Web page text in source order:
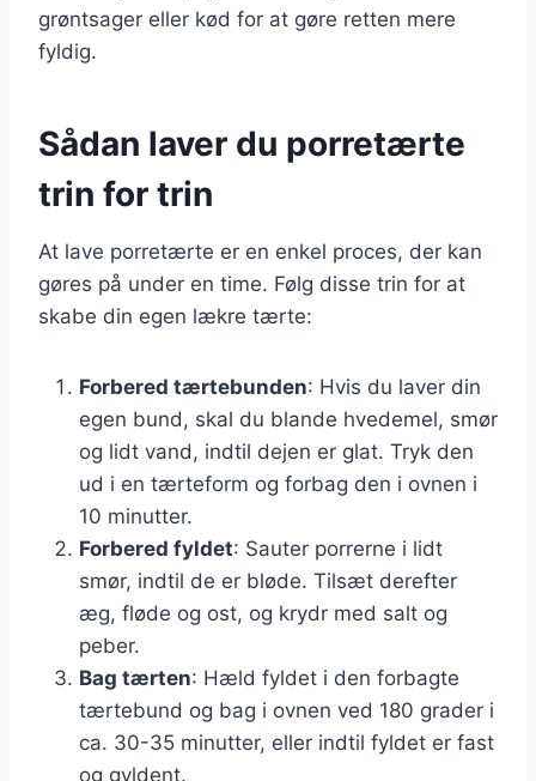
grøntsager eller kød for at gøre retten mere
fyldig.
Sådan laver du porretærte
trin for trin
At lave porretærte er en enkel proces, der kan
gøres på under en time. Følg disse trin for at
skabe din egen lækre tærte:
Forbered tærtebunden: Hvis du laver din
egen bund, skal du blande hvedemel, smør
og lidt vand, indtil dejen er glat. Tryk den
ud i en tærteform og forbag den i ovnen i
10 minutter.
Forbered fyldet: Sauter porrerne i lidt
smør, indtil de er bløde. Tilsæt derefter
æg, fløde og ost, og krydr med salt og
peber.
Bag tærten: Hæld fyldet i den forbagte
tærtebund og bag i ovnen ved 180 grader i
ca. 30-35 minutter, eller indtil fyldet er fast
og gyldent.